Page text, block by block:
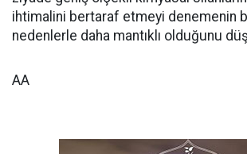
ihtimalini bertaraf etmeyi denemenin
nedenlerle daha mantıklı olduğunu
AA